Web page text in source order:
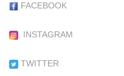
FACEBOOK
INSTAGRAM
TWITTER